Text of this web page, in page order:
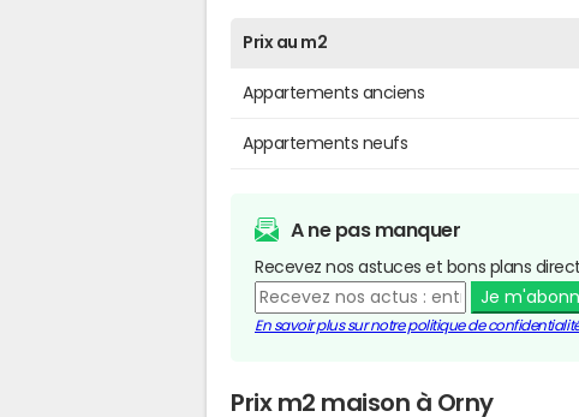
Prix au m2
Appartements anciens
Appartements neufs
A ne pas manquer
Recevez nos astuces et bons plans
Je
En savoir plus sur notre politique de
Prix m2 maison à Orny